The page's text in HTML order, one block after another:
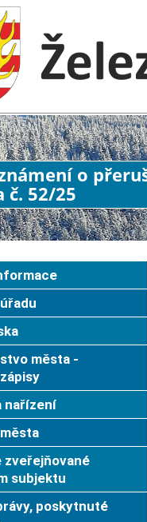
o
č. 52/25
města -
nařízení
zveřejňované
subjektu
poskytnuté